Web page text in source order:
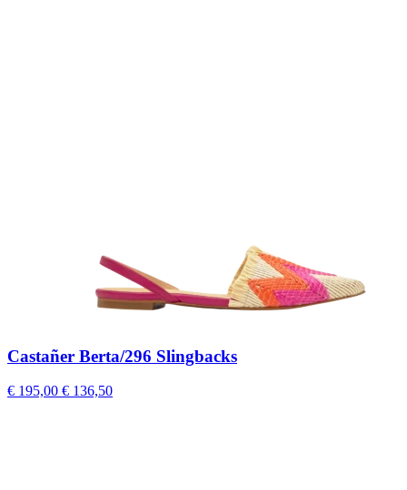
Castañer Berta/296 Slingbacks
€ 195,00 € 136,50